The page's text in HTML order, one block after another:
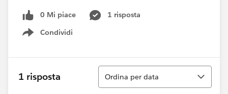
0 Mi piace
1 risposta
Condividi
Show menu
1 risposta
Ordina
Ordina per data